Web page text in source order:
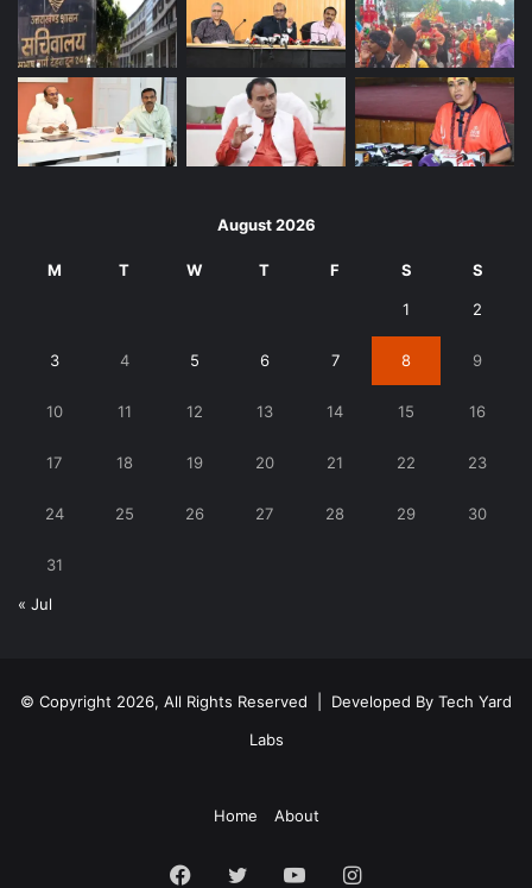
August 2026
M T W T F S S
1 2
3 4 5 6 7 8 9
10 11 12 13 14 15 16
17 18 19 20 21 22 23
24 25 26 27 28 29 30
31
« Jul
© Copyright 2026, All Rights Reserved | Developed By Tech Yard
Labs
Home About
Facebook
Twitter YouTubeInstagram